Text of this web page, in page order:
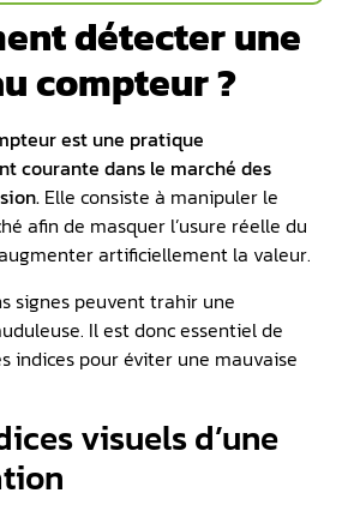
détecter une
compteur ?
est une pratique
courante dans le marché des
Elle consiste à manipuler le
afin de masquer l’usure réelle du
artificiellement la valeur.
signes peuvent trahir une
Il est donc essentiel de
indices pour éviter une mauvaise
visuels d’une